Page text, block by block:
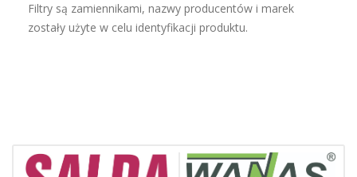
Filtry są zamiennikami, nazwy producentów i marek
zostały użyte w celu identyfikacji produktu.